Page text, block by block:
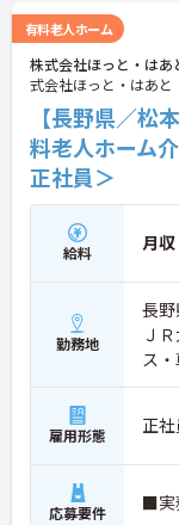
有料老人ホーム
株式会社ほっと・は
式会社ほっと・はあと
【長野県／
料老人ホーム
正社員＞
給料 月収
勤務地
長
Ｊ
ス
雇用形態 正
応募要件 ■実